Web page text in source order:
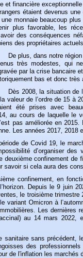
et financière
étaient devenus
monnaie beaucoup
plus favorable, les
des conséquences
des propriétaires
De plus, dans notre
très modestes, qui
par la crise bancaire
bas et donc très
Dès 2008, la situation de
valeur de l’ordre de 15 à
été prises avec
au cours de laquelle
pas améliorée en
Les années 2017,
de Covid 19, le
d’organiser
confinement de
savoir si cela aura des
confinement, en
Depuis le 9 juin
le troisième
variant Omicron à
Les dernières
au 14 mars 2022,
sans précédent,
des
de l'inflation les marchés